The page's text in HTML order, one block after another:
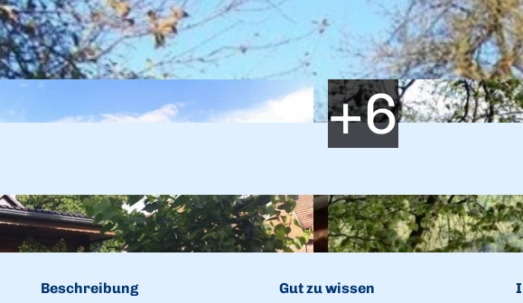
Beschreibung Gut zu wissen